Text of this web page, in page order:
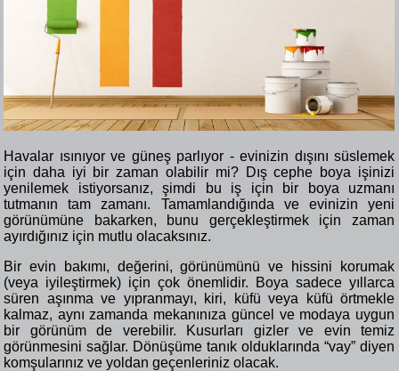
Havalar ısınıyor ve güneş parlıyor - evinizin dışını süslemek
için daha iyi bir zaman olabilir mi? Dış cephe boya işinizi
yenilemek istiyorsanız, şimdi bu iş için bir boya uzmanı
tutmanın tam zamanı. Tamamlandığında ve evinizin yeni
görünümüne bakarken, bunu gerçekleştirmek için zaman
ayırdığınız için mutlu olacaksınız.
Bir evin bakımı, değerini, görünümünü ve hissini korumak
(veya iyileştirmek) için çok önemlidir. Boya sadece yıllarca
süren aşınma ve yıpranmayı, kiri, küfü veya küfü örtmekle
kalmaz, aynı zamanda mekanınıza güncel ve modaya uygun
bir görünüm de verebilir. Kusurları gizler ve evin temiz
görünmesini sağlar. Dönüşüme tanık olduklarında “vay” diyen
komşularınız ve yoldan geçenleriniz olacak.